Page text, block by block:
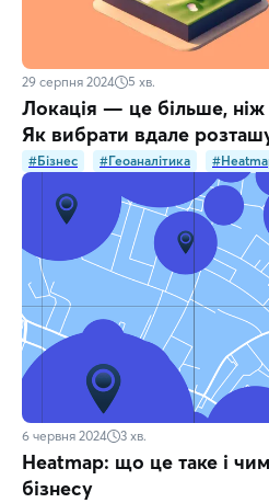
29 серпня 2024 5 хв.
Локація — це більше,
Як вибрати вдале
#Бізнес #Геоаналітика
6 червня 2024 3 хв.
Heatmap: що це таке і
бізнесу